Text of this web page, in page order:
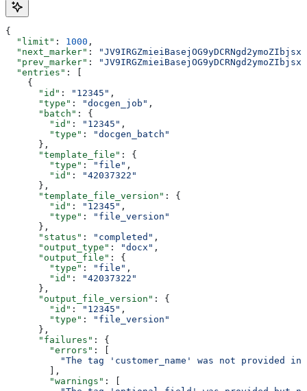
{
  "limit"
: 1000 ,
  "next_marker"
:
  "prev_marker"
:
  "entries"
: [
    {
      "id"
: "12345" ,
      "type"
: "docgen_job" ,
      "batch"
: {
        "id"
: "12345" ,
        "type"
:
"docgen_batch"
      },
      "template_file"
: {
        "type"
: "file" ,
        "id"
:
"42037322"
      },
      "template_file_version"
: {
        "id"
: "12345" ,
        "type"
:
"file_version"
      },
      "status"
: "completed" ,
      "output_type"
: "docx" ,
      "output_file"
: {
        "type"
: "file" ,
        "id"
:
"42037322"
      },
      "output_file_version"
: {
        "id"
: "12345" ,
        "type"
:
"file_version"
      },
      "failures"
: {
        "errors"
: [
"The tag 'customer_name' was not provided in
        ],
        "warnings"
: [